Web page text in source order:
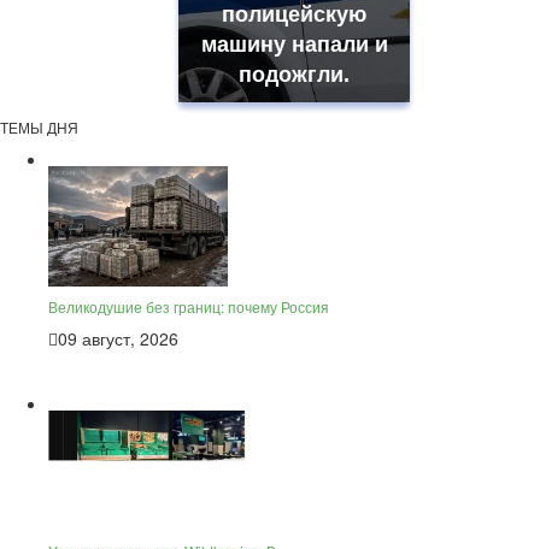
полицейскую
машину напали и
подожгли.
ТЕМЫ ДНЯ
Великодушие без границ: почему Россия
09 август, 2026